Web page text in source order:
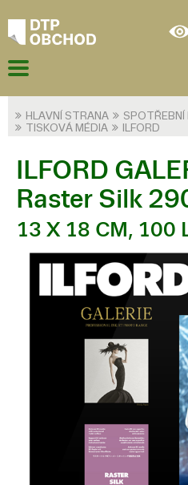
HLAVNÍ STRANA
SPOTŘEBNÍ
TISKOVÁ MÉDIA
ILFORD
ILFORD
Raster Silk
13 X 18 CM, 100